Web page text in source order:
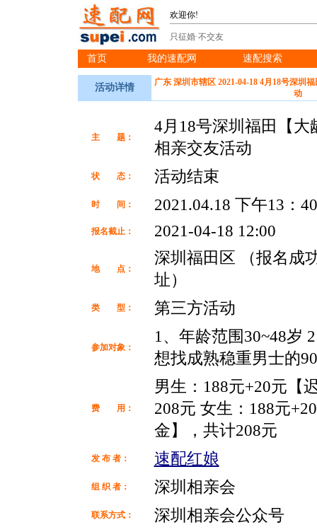
欢迎你!
只征婚·不交友
首页 我的速配网 速配搜索
活动详情
广东 深圳市辖区 2021-04-18 4月18号深圳
动
主 题：
4月18号深圳福田【大
相亲交友活动
状 态： 活动结束
时 间： 2021.04.18 下午13：
报名截止： 2021-04-18 12:00
地 点：
深圳福田区 （报名成
址）
类 型： 第三方活动
参加对象：
1、年龄范围30~48岁
想找成熟稳重男士的
费 用：
男生：188元+20元【
208元 女生：188元
金】，共计208元
发 布 者： 速配红娘
组 织 者： 深圳相亲会
联系方式： 深圳相亲会公众号